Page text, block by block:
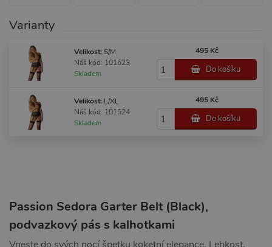
Varianty
Velikost: S/M
Náš kód: 101523
Skladem
495 Kč
Do košíku
Velikost: L/XL
Náš kód: 101524
Skladem
495 Kč
Do košíku
Passion Sedora Garter Belt (Black),
podvazkový pás s kalhotkami